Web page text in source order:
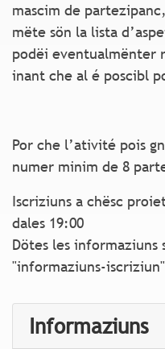
mascim de
mëte sön la lista
podëi eventualmënter
inant che al é poscibl
Por che l’ativité pois
numer minim de 8
Iscriziuns a chësc
dales 19:00
Dötes les informaziuns
"informaziuns-
Informaziuns